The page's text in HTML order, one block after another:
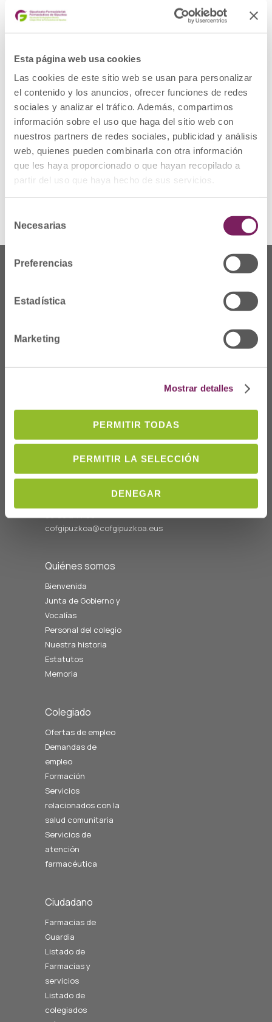
Esta página web usa cookies
Las cookies de este sitio web se usan para personalizar
el contenido y los anuncios, ofrecer funciones de redes
sociales y analizar el tráfico. Además, compartimos
información sobre el uso que haga del sitio web con
nuestros partners de redes sociales, publicidad y análisis
web, quienes pueden combinarla con otra información
que les haya proporcionado o que hayan recopilado a
partir del uso que haya hecho de sus servicios.
Necesarias
Preferencias
Estadística
Marketing
Mostrar detalles
PERMITIR TODAS
PERMITIR LA SELECCIÓN
DENEGAR
MEDIDAS CAUTELARES ADOPTADAS:
Retirada del mercado de todas las unidades
distribuidas de los lotes afectados y
habituales.
ENALAPRIL
ALTER 20 mg
COMPRIMIDOS
EFG , 28
comprimidos
1 archivo(s)
104.27 KB
Descargar
Dónde Estamos
C/Prim 2, 1º
Sebastián
08:00 a 14:00
cofgipuzkoa@cofgipuzkoa.eus
Quiénes somos
Bienvenida
Junta de Gobierno y
Vocalías
Personal del colegio
Nuestra historia
Estatutos
Memoria
Colegiado
Ofertas de empleo
Demandas de
empleo
Formación
Servicios
relacionados con la
salud comunitaria
Servicios de
atención
farmacéutica
Ciudadano
Farmacias de
Guardia
Listado de
Farmacias y
servicios
Listado de
colegiados